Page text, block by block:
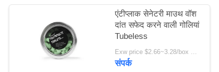
गोपनीयता
एंटीप्लाक सेनेटरी माउथ वॉश
दांत सफेद करने वाली गोलियां
Tubeless
Exw price $2.66~3.28/box MOQ:5000 बक्से
संपर्क